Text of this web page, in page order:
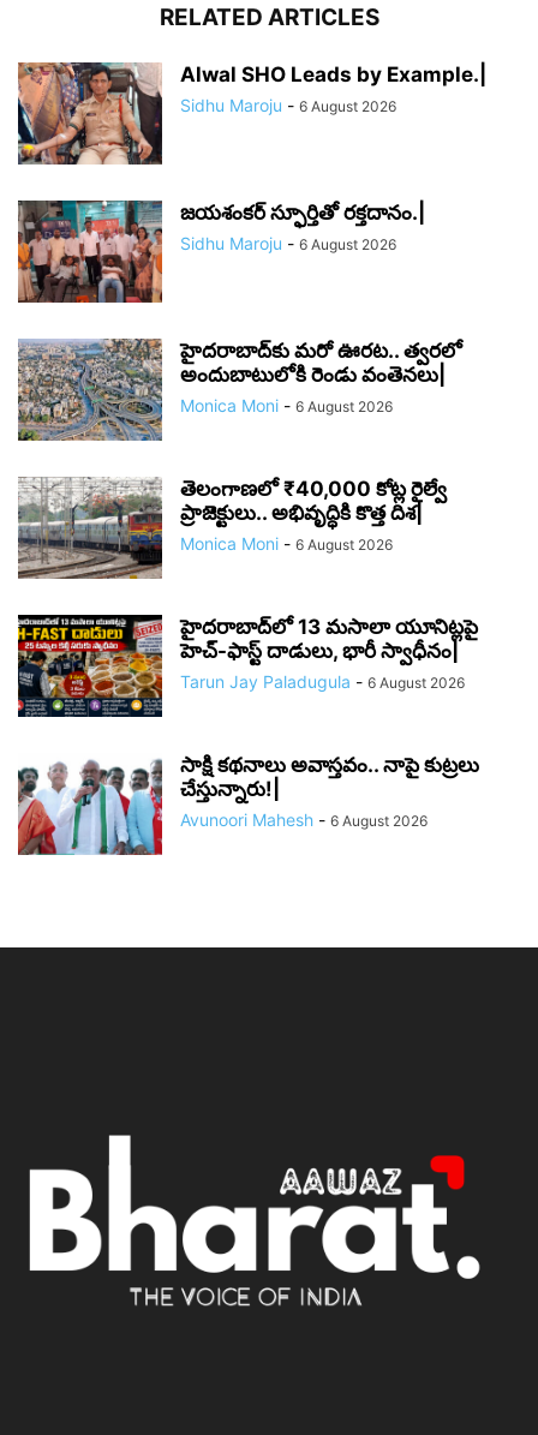
RELATED ARTICLES
Alwal SHO Leads by Example.|
Sidhu Maroju - 6 August 2026
జయశంకర్ స్ఫూర్తితో రక్తదానం.|
Sidhu Maroju - 6 August 2026
హైదరాబాద్‌కు మరో ఊరట.. త్వరలో
అందుబాటులోకి రెండు వంతెనలు|
Monica Moni - 6 August 2026
తెలంగాణలో ₹40,000 కోట్ల రైల్వే
ప్రాజెక్టులు.. అభివృద్ధికి కొత్త దిశ|
Monica Moni - 6 August 2026
హైదరాబాద్‌లో 13 మసాలా యూనిట్లపై
హెచ్-ఫాస్ట్ దాడులు, భారీ స్వాధీనం|
Tarun Jay Paladugula - 6 August 2026
సాక్షి కథనాలు అవాస్తవం.. నాపై కుట్రలు
చేస్తున్నారు!|
Avunoori Mahesh - 6 August 2026